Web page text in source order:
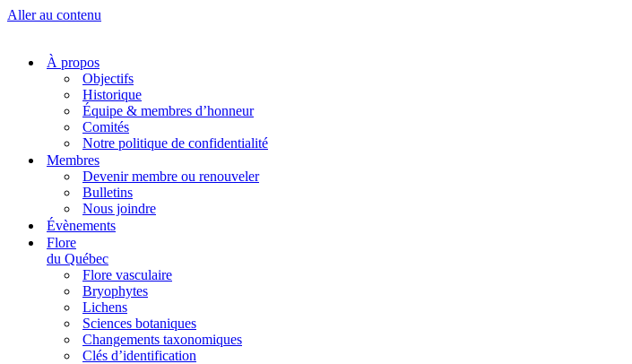
Aller au contenu
À propos
Objectifs
Historique
Équipe & membres d’honneur
Comités
Notre politique de confidentialité
Membres
Devenir membre ou renouveler
Bulletins
Nous joindre
Évènements
Flore
du Québec
Flore vasculaire
Bryophytes
Lichens
Sciences botaniques
Changements taxonomiques
Clés d’identification